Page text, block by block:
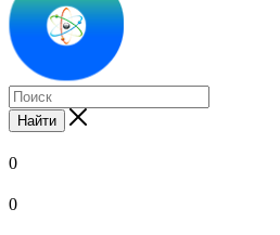
Найти
0
0